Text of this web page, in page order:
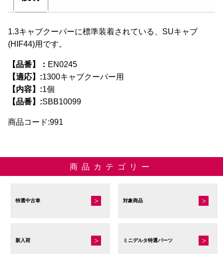
1.3キャブクーパーに標準装着されている、SUキャブ
(HIF44)用です。
【品番】： EN0245
【適応】:1300キャブクーパー用
【内容】:1個
【品番】:SBB10099
商品コード:991
商品カテゴリー
特選中古車 対象商品
新入荷 ミニデルタ特選パーツ